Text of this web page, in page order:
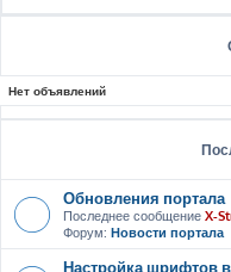
Нет объявлений
Обновления портала
Последнее сообщение X-
Форум: Новости портала
Настройка шрифтов